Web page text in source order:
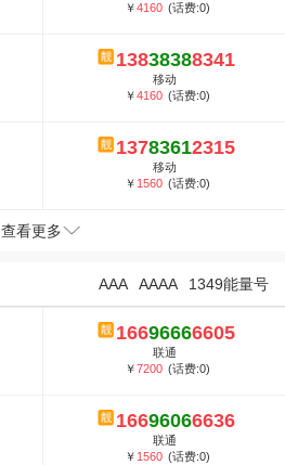
￥4160 (话费:0)
13838388341
移动
￥4160 (话费:0)
13783612315
移动
￥ 1560 (话费:0)
查看更多
1349能量号
AAAA
AAA
16696666605
联通
￥7200 (话费:0)
16696066636
联通
￥ 1560 (话费:0)